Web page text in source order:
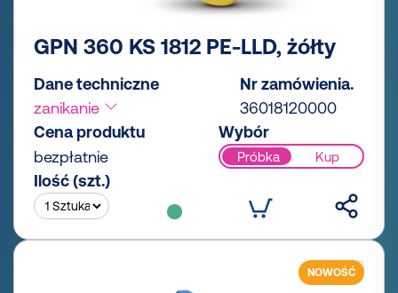
GPN 360 KS 1812 PE-LLD, żółty
Dane techniczne
zanikanie
Nr zamówienia.
36018120000
Cena produktu
bezpłatnie
Wybór
Próbka Kup
Ilość (szt.)
NOWOŚĆ